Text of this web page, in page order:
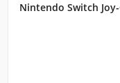
Nintendo Switch